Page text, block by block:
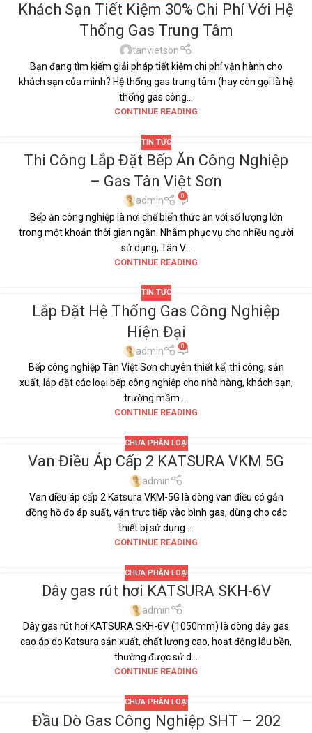
14
Khách Sạn Tiết Kiệm 30% Chi Phí Với Hệ
Thống Gas Trung Tâm
tanvietson
Bạn đang tìm kiếm giải pháp tiết kiệm chi phí vận hành cho
khách sạn của mình? Hệ thống gas trung tâm (hay còn gọi là hệ
thống gas công...
CONTINUE READING
TIN TỨC
Thi Công Lắp Đặt Bếp Ăn Công Nghiệp
– Gas Tân Việt Sơn
admin 0
Bếp ăn công nghiệp là nơi chế biến thức ăn với số lượng lớn
trong một khoản thời gian ngắn. Nhằm phục vụ cho nhiều người
sử dụng, Tân V...
CONTINUE READING
TIN TỨC
Lắp Đặt Hệ Thống Gas Công Nghiệp
Hiện Đại
admin 0
Bếp công nghiệp Tân Việt Sơn chuyên thiết kế, thi công, sản
xuất, lắp đặt các loại bếp công nghiệp cho nhà hàng, khách sạn,
trường mầm ...
CONTINUE READING
CHƯA PHÂN LOẠI
Van Điều Áp Cấp 2 KATSURA VKM 5G
admin
Van điều áp cấp 2 Katsura VKM-5G là dòng van điều có gắn
đồng hồ đo áp suất, vặn trực tiếp vào bình gas, dùng cho các
thiết bị sử dụng ...
CONTINUE READING
CHƯA PHÂN LOẠI
Dây gas rút hơi KATSURA SKH-6V
admin
Dây gas rút hơi KATSURA SKH-6V (1050mm) là dòng dây gas
cao áp do Katsura sản xuất, chất lượng cao, hoạt động lâu bền,
thường được sử d...
CONTINUE READING
CHƯA PHÂN LOẠI
Đầu Dò Gas Công Nghiệp SHT – 202